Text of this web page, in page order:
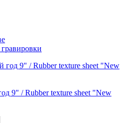
9" / Rubber texture sheet "New